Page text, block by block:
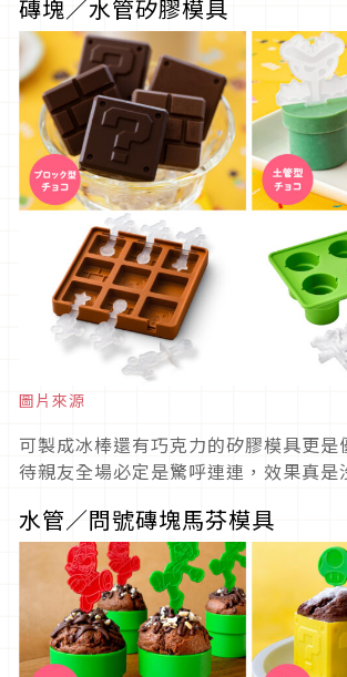
磚塊／水管矽膠模具
圖片來源
可製成冰棒還有巧克力的矽膠模具更是
待親友全場必定是驚呼連連，效果真是
水管／問號磚塊馬芬模具